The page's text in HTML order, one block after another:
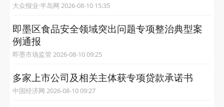
大众报业·半岛网 2026-08-10 15:35
即墨区食品安全领域突出问题专项整治典型案
例通报
即墨市场监管 2026-08-10 09:25
多家上市公司及相关主体获专项贷款承诺书
中国经济网 2026-08-10 09:27